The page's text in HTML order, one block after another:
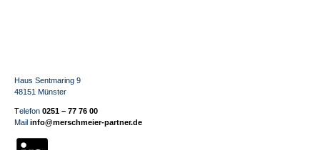
Haus Sentmaring 9
48151 Münster
Telefon 0251 – 77 76 00
Mail info@merschmeier-partner.de